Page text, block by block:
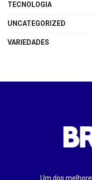
TECNOLOGIA
UNCATEGORIZED
VARIEDADES
Um dos